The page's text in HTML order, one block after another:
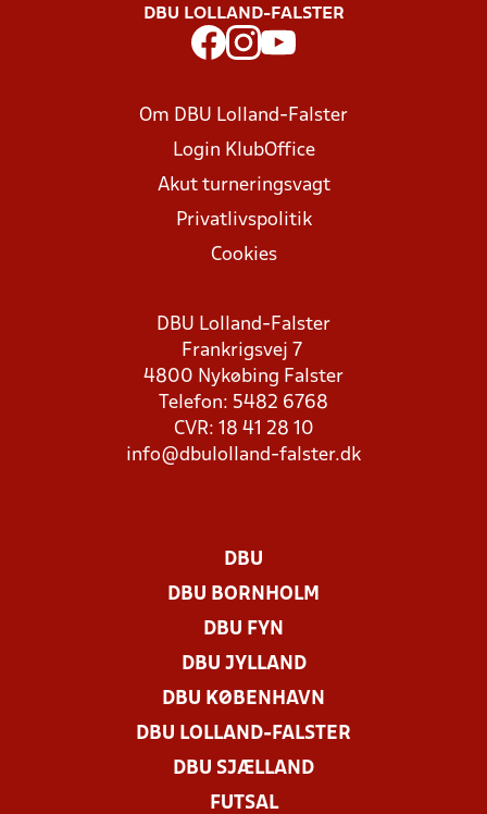
DBU LOLLAND-FALSTER
Om DBU Lolland-Falster
Login KlubOffice
Akut turneringsvagt
Privatlivspolitik
Cookies
DBU Lolland-Falster
Frankrigsvej 7
4800 Nykøbing Falster
Telefon: 5482 6768
CVR: 18 41 28 10
info@dbulolland-falster.dk
DBU
DBU BORNHOLM
DBU FYN
DBU JYLLAND
DBU KØBENHAVN
DBU LOLLAND-FALSTER
DBU SJÆLLAND
FUTSAL